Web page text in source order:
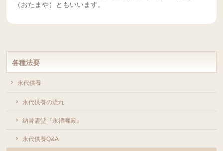
（おたまや）ともいいます。
各種法要
永代供養
永代供養の流れ
納骨霊堂『永禮灑殿』
永代供養Q&A